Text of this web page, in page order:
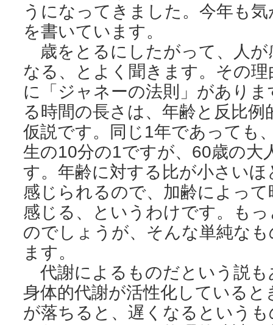
うになってきました。今年も
を書いています。
歳をとるにしたがって、人が
なる、とよく聞きます。その
に「ジャネーの法則」があり
る時間の長さは、年齢と反比
仮説です。同じ1年であっても
生の10分の1ですが、60歳の大
す。年齢に対する比が小さい
感じられるので、加齢によっ
感じる、というわけです。も
のでしょうが、そんな単純な
ます。
代謝によるものだという説も
身体的代謝が活性化している
が落ちると、遅くなるという